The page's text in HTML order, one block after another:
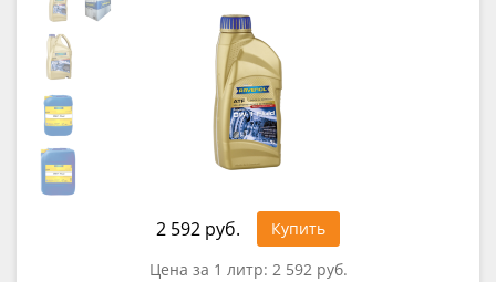
2 592 руб.
Купить
Цена за 1 литр: 2 592 руб.